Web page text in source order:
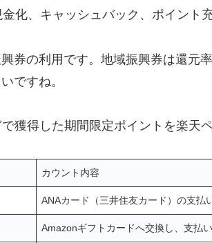
化、キャッシュバック、ポイント
券の利用です。地域振興券は還元
ですね。
獲得した期間限定ポイントを楽天
カウント内容
ANAカード（三井住友カード）の支払
Amazonギフトカードへ交換し、支払